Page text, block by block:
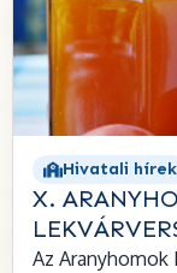
Hivatali hírek
X.
Az